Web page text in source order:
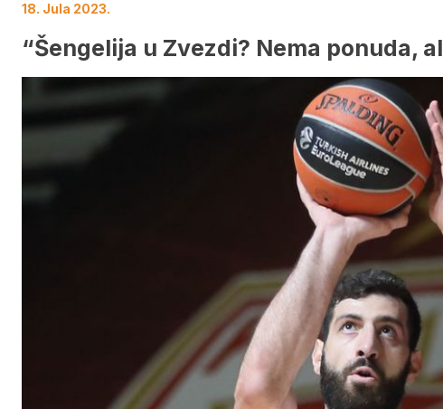
18. Jula 2023.
“Šengelija u Zvezdi? Nema ponuda,